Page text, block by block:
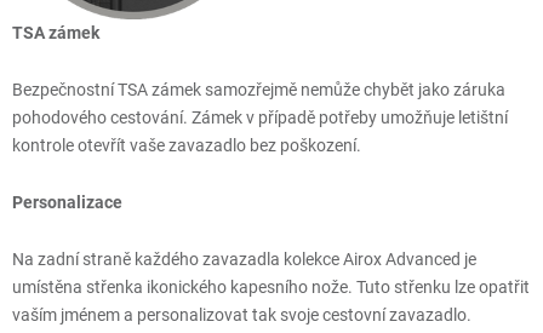
TSA zámek
Bezpečnostní TSA zámek samozřejmě nemůže chybět jako záruka
pohodového cestování. Zámek v případě potřeby umožňuje letištní
kontrole otevřít vaše zavazadlo bez poškození.
Personalizace
Na zadní straně každého zavazadla kolekce Airox Advanced je
umístěna střenka ikonického kapesního nože. Tuto střenku lze opatřit
vaším jménem a personalizovat tak svoje cestovní zavazadlo.